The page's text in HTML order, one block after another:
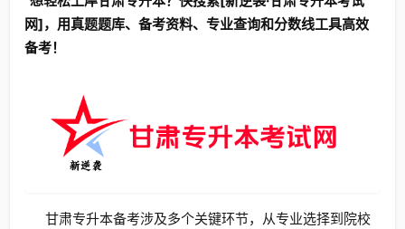
网]，用真题题库、备考资料、专业查询和分数线工具高效
备考！
甘肃专升本备考涉及多个关键环节，从专业选择到院校